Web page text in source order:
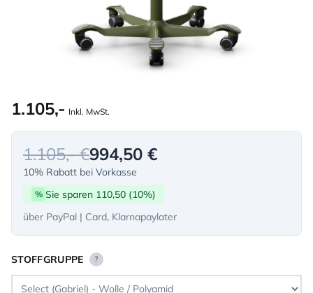
1.105,- Inkl. MwSt.
1.105,- €994,50 €
10% Rabatt bei Vorkasse
% Sie sparen 110,50 (10%)
über PayPal | Card, Klarnapaylater
STOFFGRUPPE ?